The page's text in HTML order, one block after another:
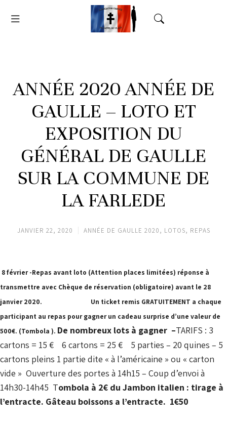
ANNÉE 2020 ANNÉE DE
GAULLE – LOTO ET
EXPOSITION DU
GÉNÉRAL DE GAULLE
SUR LA COMMUNE DE
LA FARLEDE
JANVIER 22, 2020 ANNÉE DE GAULLE 2020, LOTOS, REPAS
8février-Repas avant loto (Attention places limitées) réponse à
transmettre avec Chèque de réservation (obligatoire) avant le 28
janvier 2020. Un ticket remis GRATUITEMENT a chaque
participant au repas pour gagner un cadeau surprise d’une valeur de
500€. (Tombola ). De nombreux lots à gagner –TARIFS : 3
cartons = 15 € 6 cartons = 25 € 5 parties – 20 quines – 5
cartons pleins 1 partie dite « à l’américaine » ou « carton
vide » Ouverture des portes à 14h15 – Coup d’envoi à
14h30-14h45 Tombola à 2€ du Jambon italien : tirage à
l’entracte. Gâteau boissons a l’entracte. 1€50